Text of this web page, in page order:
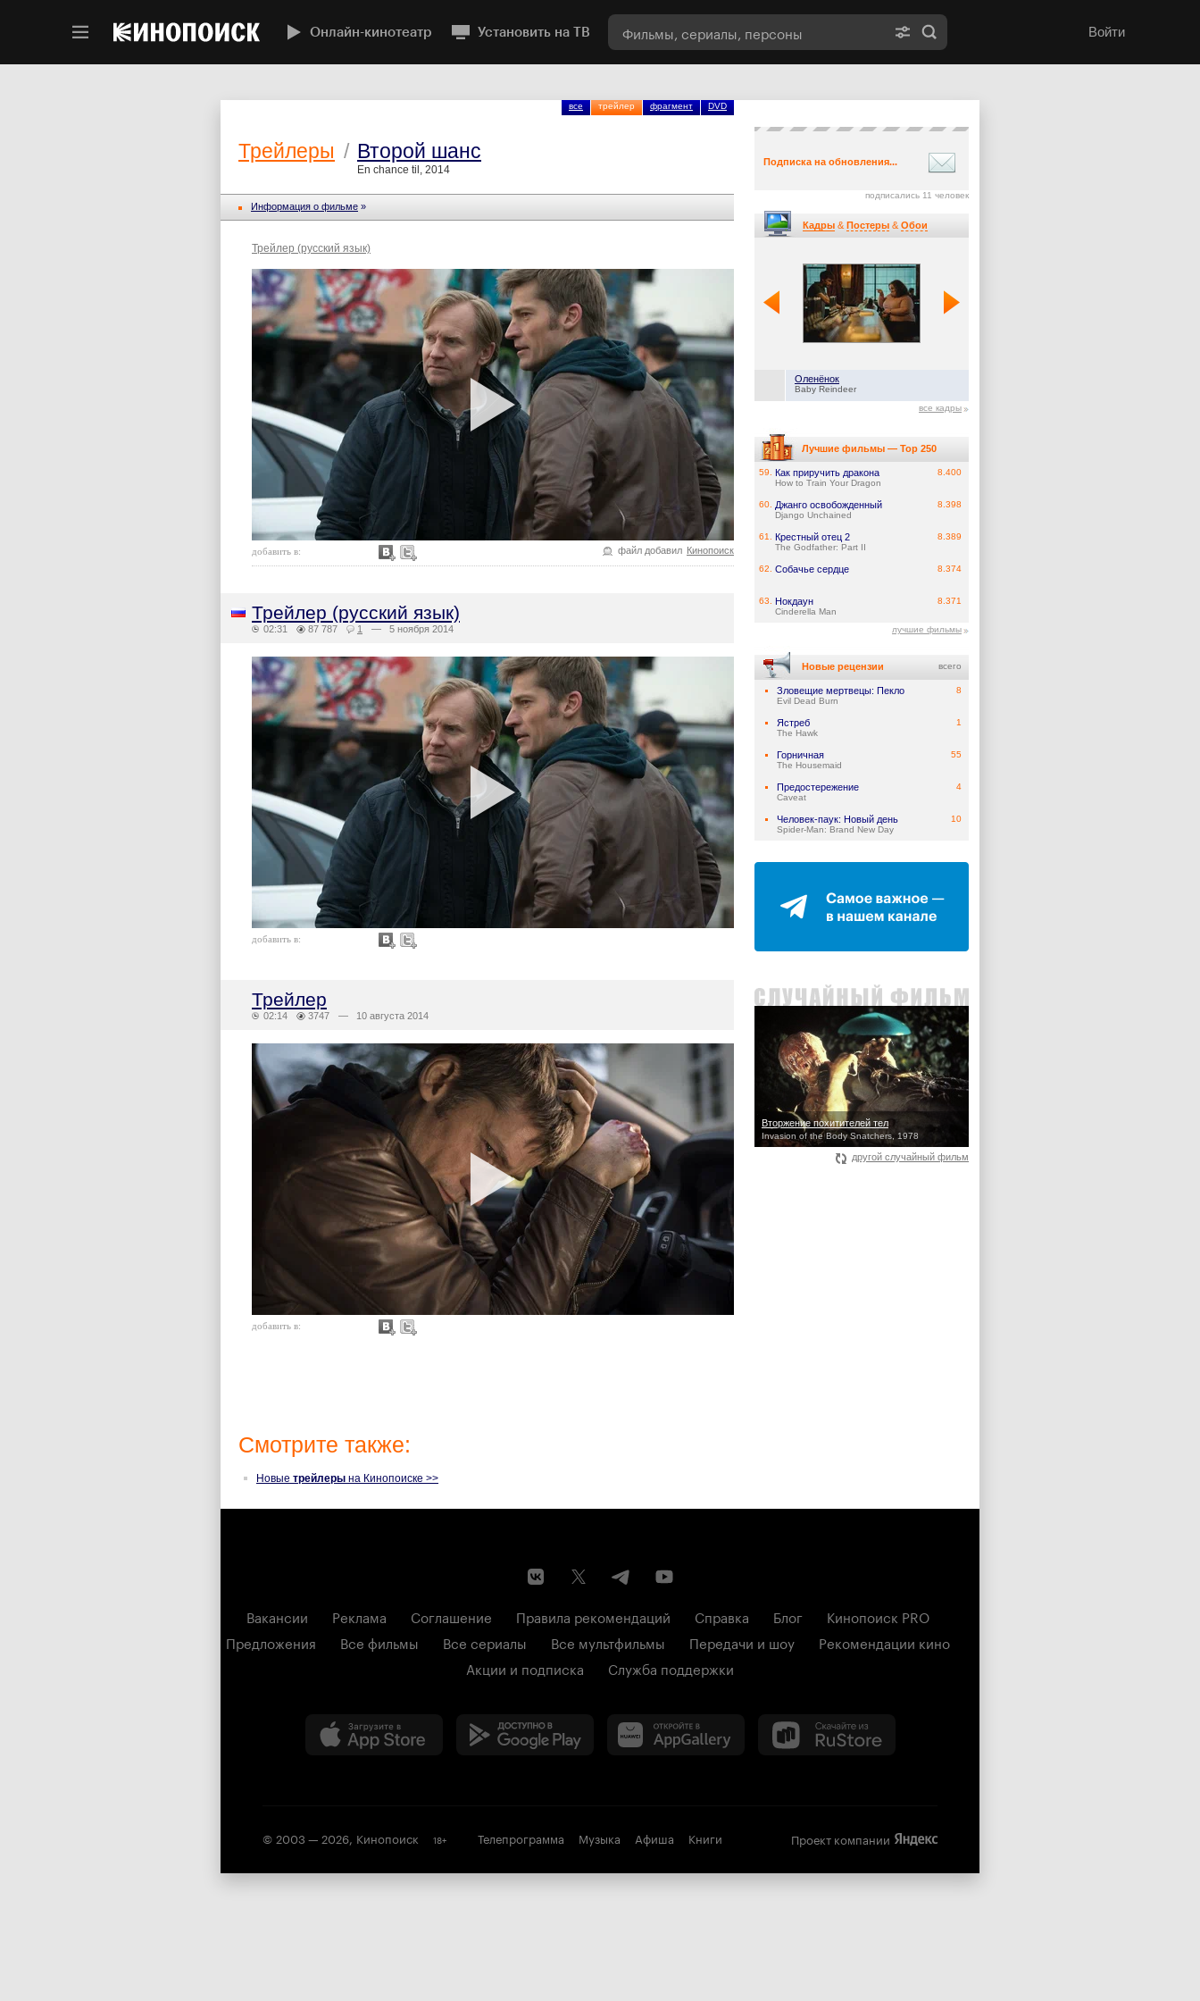
Онлайн-кинотеатр Установить на ТВ Войти
все трейлер фрагмент DVD
Трейлеры / Второй шанс
En chance til, 2014
Информация о фильме »
Трейлер (русский язык)
добавить в: файл добавил Кинопоиск
Трейлер (русский язык)
02:31 87 787 1 — 5 ноября 2014
добавить в:
Трейлер
02:14 3747 — 10 августа 2014
добавить в:
Смотрите также:
Новые трейлеры на Кинопоиске >>
Подписка на обновления...
подписались 11 человек
Кадры & Постеры & Обои
Оленёнок
Baby Reindeer
все кадры
Лучшие фильмы — Top 250
59. Как приручить дракона
How to Train Your Dragon
8.400
60. Джанго освобожденный
Django Unchained
8.398
61. Крестный отец 2
The Godfather: Part II
8.389
62. Собачье сердце 8.374
63. Нокдаун
Cinderella Man
8.371
лучшие фильмы
Новые рецензии всего
Зловещие мертвецы: Пекло
Evil Dead Burn
8
Ястреб
The Hawk
1
Горничная
The Housemaid
55
Предостережение
Caveat
4
Человек-паук: Новый день
Spider-Man: Brand New Day
10
Вторжение похитителей тел
Invasion of the Body Snatchers, 1978
другой случайный фильм
Вакансии Реклама Соглашение Правила рекомендаций Справка Блог
Кинопоиск PRO
Предложения
Все фильмы Все сериалы Все мультфильмы Передачи и шоу
Рекомендации кино
Акции и подписка
Служба поддержки
© 2003 — 2026, Кинопоиск 18+ Телепрограмма Музыка Афиша Книги Проект компании